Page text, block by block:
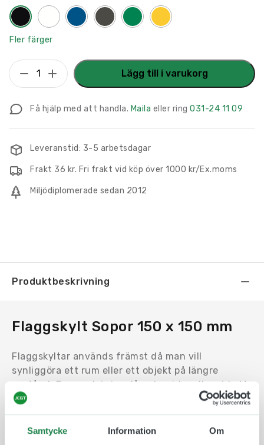
Samtycke Information Om
Fler färger
Flaggskylt
Sopor
x
150
mm
Lägg till i varukorg
Få hjälp med att handla. Maila eller ring 031-24 11 09
Leveranstid: 3-5 arbetsdagar
Frakt 36 kr. Fri frakt vid köp över 1000 kr/Ex.moms
Miljödiplomerade sedan 2012
Produktbeskrivning
Flaggskylt Sopor 150 x 150 mm
Flaggskyltar används främst då man vill
synliggöra ett rum eller ett objekt på längre
avstånd. Exempelvis i en lång korridor eller vid ett
hörn.
reflektiv plast som fästs på båda sidor av